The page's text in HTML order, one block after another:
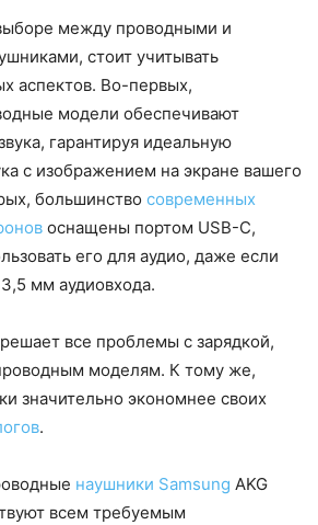
между проводными и
стоит учитывать
аспектов. Во-первых,
модели обеспечивают
гарантируя идеальную
с изображением на экране вашего
большинство современных
оснащены портом USB-C,
его для аудио, даже если
мм аудиовхода.
все проблемы с зарядкой,
моделям. К тому же,
значительно экономнее своих
.
наушники Samsung AKG
всем требуемым